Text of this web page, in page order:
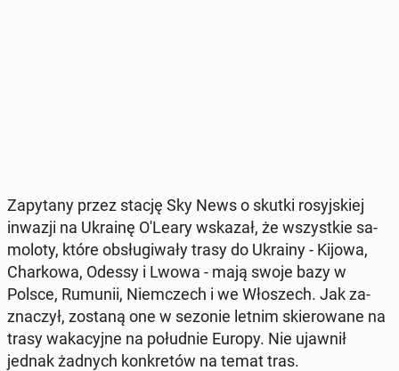
Za­py­ta­ny przez stację Sky News o skutki ro­syj­skiej
inwazji na Ukrainę O'Leary wskazał, że wszyst­kie sa­
mo­lo­ty, które ob­słu­gi­wa­ły trasy do Ukrainy - Kijowa,
Char­ko­wa, Odessy i Lwowa - mają swoje bazy w
Polsce, Rumunii, Niem­czech i we Wło­szech. Jak za­
zna­czył, zostaną one w sezonie letnim skie­ro­wa­ne na
trasy wa­ka­cyj­ne na po­łu­dnie Europy. Nie ujawnił
jednak żadnych kon­kre­tów na temat tras.